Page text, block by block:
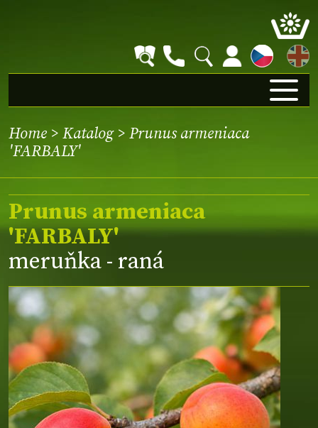
EN
Home > Katalog> Prunus armeniaca
'FARBALY'
Prunus armeniaca
'FARBALY'
meruňka - raná